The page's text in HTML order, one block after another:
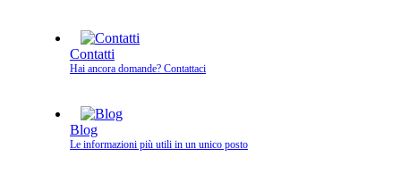
Contatti
Hai ancora domande? Contattaci
Blog
Le informazioni più utili in un unico posto